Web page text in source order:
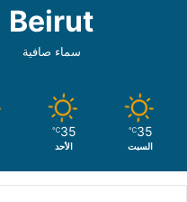
Beirut
سماء صافية
35
℃
السبت
35
℃
الأحد